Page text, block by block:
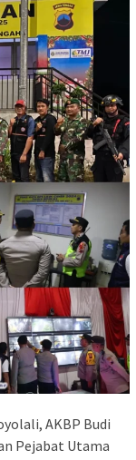
AKBP Budi
Pejabat Utama